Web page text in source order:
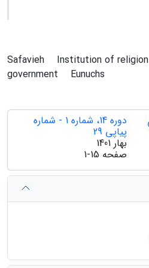
Safavieh Institution of religion
government
Eunuchs
دوره 14، شماره 1 - شماره
پیاپی 29
بهار 1401
صفحه 1-15